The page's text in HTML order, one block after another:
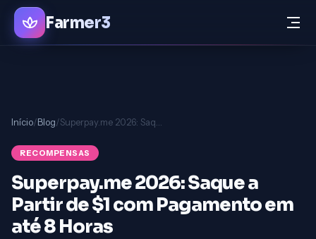
Farmer3
Início/Blog/
RECOMPENSAS
Superpay.me 2026: Saque a
Partir de $1 com Pagamento em
até 8 Horas